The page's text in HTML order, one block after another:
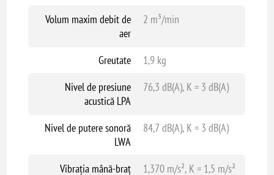
Volum maxim debit de
aer
2 m³/min
Greutate
1,9 kg
Nivel de presiune
acustică LPA
76,3 dB(A), K = 3 dB(A)
Nivel de putere sonoră
LWA
84,7 dB(A), K = 3 dB(A)
Vibrația mână-braț
1,370 m/s², K = 1,5 m/s²